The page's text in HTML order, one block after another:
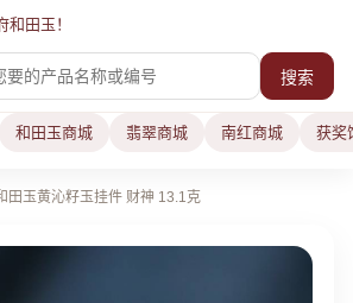
田玉！
搜索
和田玉商城 翡翠商城 南红商城 获奖
田玉黄沁籽玉挂件 财神 13.1克